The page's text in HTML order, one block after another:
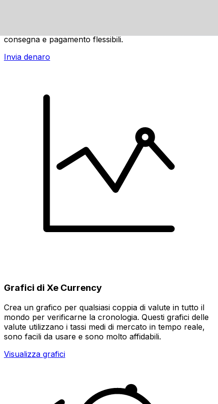
consegna e pagamento flessibili.
Invia denaro
Grafici di Xe Currency
Crea un grafico per qualsiasi coppia di valute in tutto il
mondo per verificarne la cronologia. Questi grafici delle
valute utilizzano i tassi medi di mercato in tempo reale,
sono facili da usare e sono molto affidabili.
Visualizza grafici